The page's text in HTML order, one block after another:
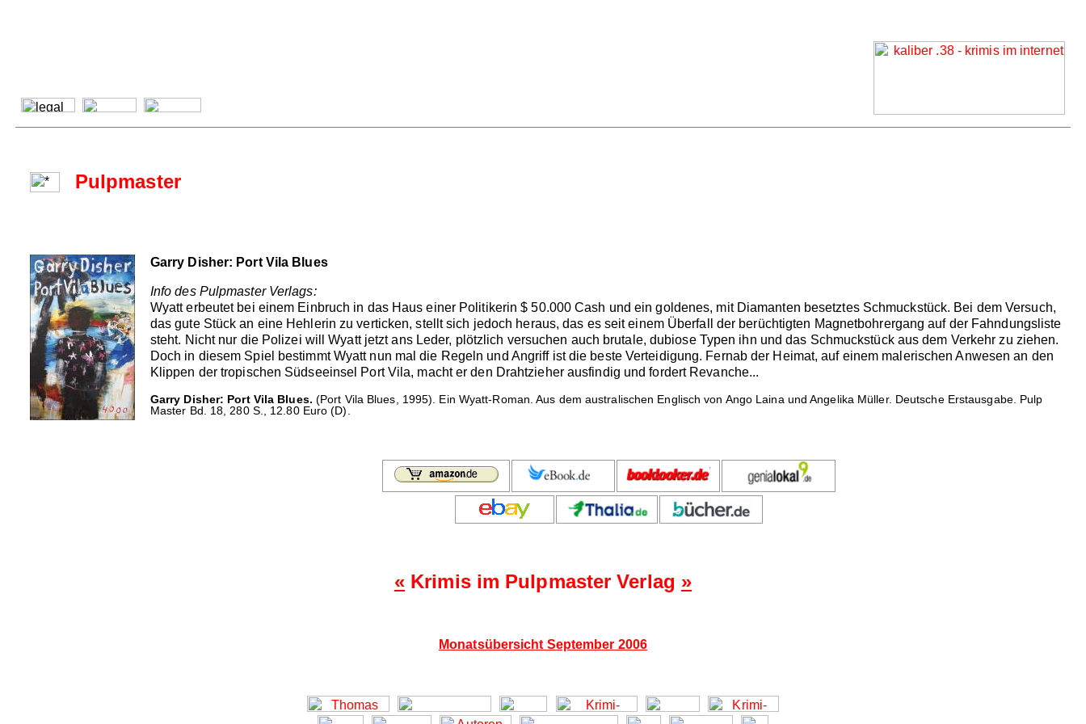
Pulpmaster
Garry Disher: Port Vila Blues
Info des Pulpmaster Verlags:
Wyatt erbeutet bei einem Einbruch in das Haus einer Politikerin $ 50.000 Cash und ein goldenes, mit Diamanten besetztes Schmuckstück. Bei dem Versuch,
das gute Stück an eine Hehlerin zu verticken, stellt sich jedoch heraus, das es seit einem Überfall der berüchtigten Magnetbohrergang auf der Fahndungsliste
steht. Nicht nur die Polizei will Wyatt jetzt ans Leder, plötzlich versuchen auch brutale, dubiose Typen ihn und das Schmuckstück aus dem Verkehr zu ziehen.
Doch in diesem Spiel bestimmt Wyatt nun mal die Regeln und Angriff ist die beste Verteidigung. Fernab der Heimat, auf einem malerischen Anwesen an den
Klippen der tropischen Südseeinsel Port Vila, macht er den Drahtzieher ausfindig und fordert Revanche...
Garry Disher: Port Vila Blues. (Port Vila Blues, 1995). Ein Wyatt-Roman. Aus dem australischen Englisch von Ango Laina und Angelika Müller. Deutsche Erstausgabe. Pulp
Master Bd. 18, 280 S., 12.80 Euro (D).
« Krimis im Pulpmaster Verlag »
Monatsübersicht September 2006